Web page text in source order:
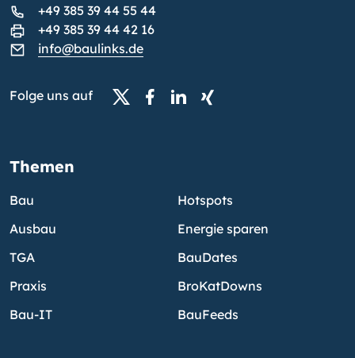
+49 385 39 44 55 44
+49 385 39 44 42 16
info@baulinks.de
Folge uns auf
Themen
Bau
Ausbau
TGA
Praxis
Bau-IT
Hotspots
Energie sparen
BauDates
BroKatDowns
BauFeeds